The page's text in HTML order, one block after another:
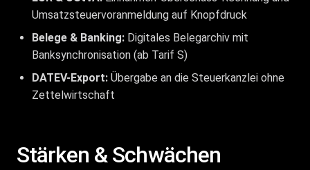
Umsatzsteuervoranmeldung auf Knopfdruck
Belege & Banking: Digitales Belegarchiv mit
Banksynchronisation (ab Tarif S)
DATEV-Export: Übergabe an die Steuerkanzlei ohne
Zettelwirtschaft
Stärken & Schwächen